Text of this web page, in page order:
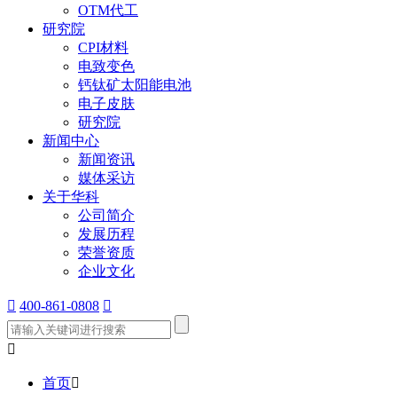
OTM代工
研究院
CPI材料
电致变色
钙钛矿太阳能电池
电子皮肤
研究院
新闻中心
新闻资讯
媒体采访
关于华科
公司简介
发展历程
荣誉资质
企业文化
 400-861-0808 

首页